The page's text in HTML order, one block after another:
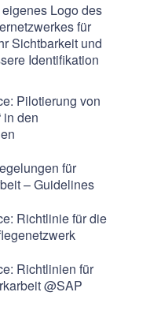
Logo des
für
Sichtbarkeit und
Identifikation
Pilotierung von
in den
für
– Guidelines
Richtlinie für die
Richtlinien für
@SAP